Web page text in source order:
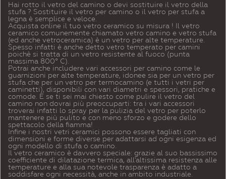
Hai rotto il vetro del camino o devi sostituire il vetro della
stufa ? Sostituire il vetro per camino o il vetro per stufa a
legna è semplice e veloce.
Acquista online il tuo vetro ceramico su misura ! Il vetro
ceramico comunemente chiamato vetro camino e vetro stufa
(ed anche vetroceramica) è un vetro per alte temperature.
Spesso infatti è anche detto vetro temperato per camini
poichè si tratta di un vetro resistente al fuoco (punta
massima 800° C).
Potrai anche includere vari accessori per camino come le
guarnizioni per alte temperature, idonee sia per un vetro per
stufa che per un vetro per termocamino (e tutti i vetri per
caminetti), disponibili con vari diametri e spessori, pratiche e
comode. E se ti sei mai chiesto come pulire il vetro del
camino non dovrai più preoccuparti: tra i vari accessori
troverai infatti lo spray per la pulizia del vetro per poterlo
mantenere più pulito e con meno sforzo e godere dello
spettacolo della fiamma!
Infine i nostri vetri ceramici possono essere tagliati con
dimensioni e forme diverse per adattarsi ad ogni esigenza ed
ogni modello di stufa o camino.
Il vetro ceramico è davvero speciale: grazie al suo bassissimo
coefficiente di dilatazione termica, all'altissima resistenza alle
temperature e alla sua notevole trasparenza è adatto a
soddisfare ogni necessità, anche in ambito industriale.